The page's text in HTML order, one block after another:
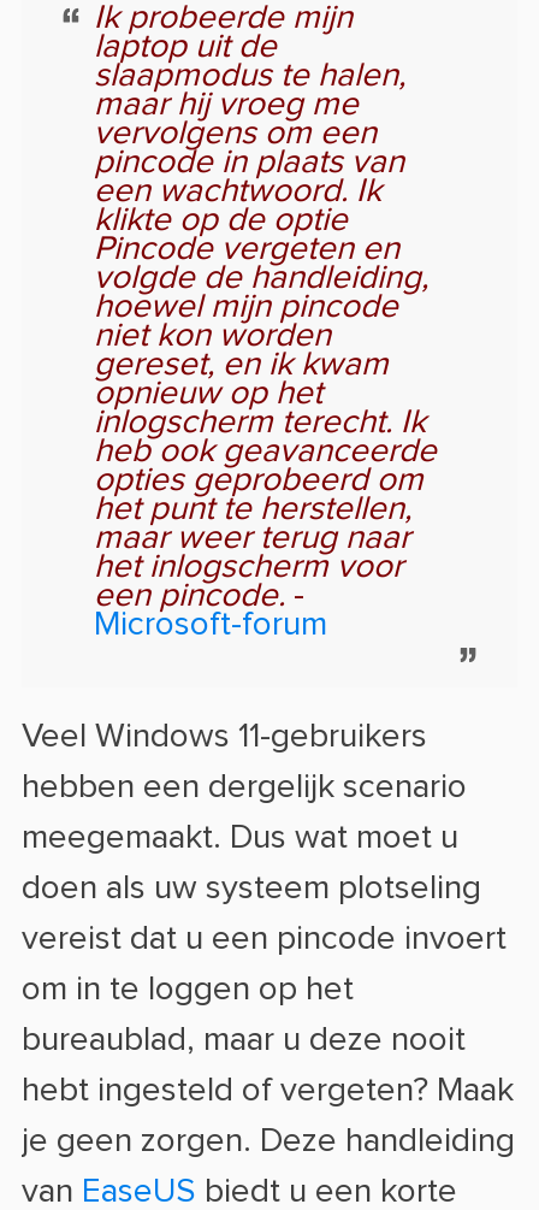
Ik probeerde mijn
laptop uit de
slaapmodus te halen,
maar hij vroeg me
vervolgens om een
pincode in plaats van
een wachtwoord. Ik
klikte op de optie
Pincode vergeten en
volgde de handleiding,
hoewel mijn pincode
niet kon worden
gereset, en ik kwam
opnieuw op het
inlogscherm terecht. Ik
heb ook geavanceerde
opties geprobeerd om
het punt te herstellen,
maar weer terug naar
het inlogscherm voor
een pincode. -
Microsoft-forum
Veel Windows 11-gebruikers
hebben een dergelijk scenario
meegemaakt. Dus wat moet u
doen als uw systeem plotseling
vereist dat u een pincode invoert
om in te loggen op het
bureaublad, maar u deze nooit
hebt ingesteld of vergeten? Maak
je geen zorgen. Deze handleiding
van EaseUS biedt u een korte